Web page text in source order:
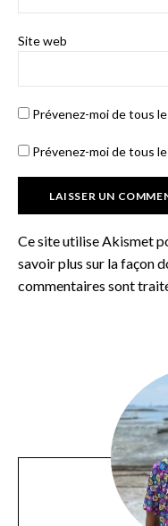
Site web
Prévenez-moi de tous
Prévenez-moi de tous
Ce site utilise Akismet
savoir plus sur la façon
commentaires sont